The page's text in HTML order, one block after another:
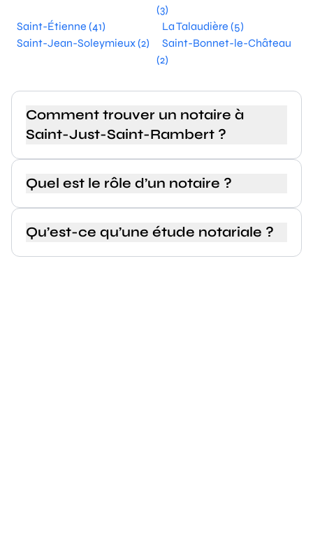
(3)
Saint-Étienne (41)
La Talaudière (5)
Saint-Jean-Soleymieux (2)
Saint-Bonnet-le-Château
(2)
Comment trouver un notaire à
Saint-Just-Saint-Rambert ?
Quel est le rôle d’un notaire ?
Qu’est-ce qu’une étude notariale ?